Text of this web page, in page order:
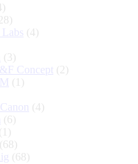
(4)
(3)
Concept (2)
(1)
(4)
(6)
(1)
(68)
(68)